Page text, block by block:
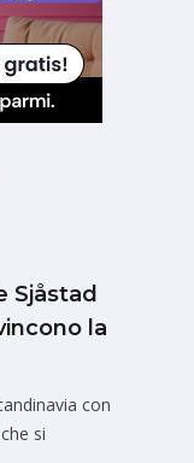
Sjåstad
la
con
si